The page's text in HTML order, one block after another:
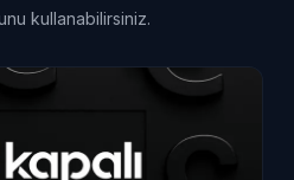
kullanabilirsiniz.